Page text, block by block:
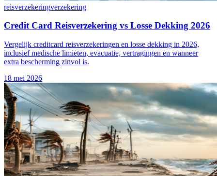
reisverzekeringverzekering
Credit Card Reisverzekering vs Losse Dekking 2026
Vergelijk creditcard reisverzekeringen en losse dekking in 2026,
inclusief medische limieten, evacuatie, vertragingen en wanneer
extra bescherming zinvol is.
18 mei 2026